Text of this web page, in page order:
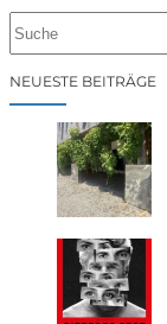
cNEUESTE BEITRÄGE